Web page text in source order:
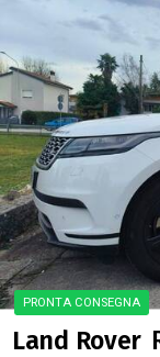
Land Rover